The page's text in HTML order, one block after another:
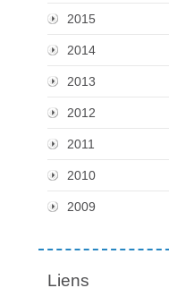
2015
2014
2013
2012
2011
2010
2009
Liens